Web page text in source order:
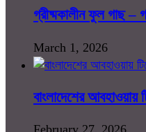
গ্রীষ্মকালীন ফুল গাছ –
March 1, 2026
বাংলাদেশের আবহাওয়ায়
February 27, 2026